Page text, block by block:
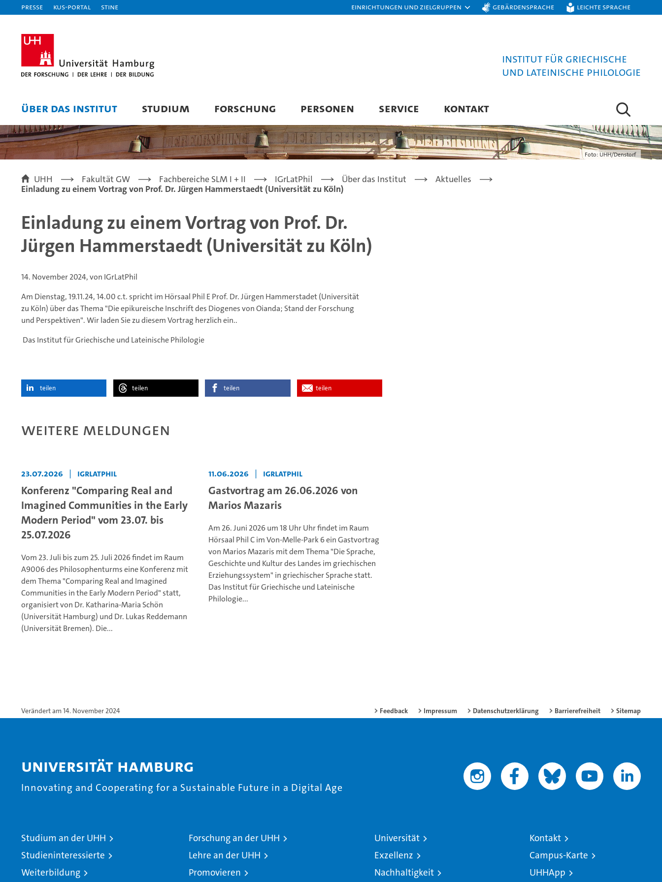
Presse KUS-Portal STiNE Einrichtungen und Zielgruppen Gebärdensprache Leichte Sprache
Institut für Griechische
und Lateinische Philologie
ÜBER DAS INSTITUT STUDIUM FORSCHUNG PERSONEN SERVICE KONTAKT
Foto: UHH/Denstorf
UHH Fakultät GW Fachbereiche SLM I + II IGrLatPhil Über das Institut
Aktuelles
Einladung zu einem Vortrag von Prof. Dr. Jürgen Hammerstaedt (Universität zu Köln)
Einladung zu einem Vortrag von Prof. Dr.
Jürgen Hammerstaedt (Universität zu Köln)
14. November 2024, von IGrLatPhil
Am Dienstag, 19.11.24, 14.00 c.t. spricht im Hörsaal Phil E Prof. Dr. Jürgen Hammerstadet (Universität
zu Köln) über das Thema "Die epikureische Inschrift des Diogenes von Oianda; Stand der Forschung
und Perspektiven". Wir laden Sie zu diesem Vortrag herzlich ein..
Das Institut für Griechische und Lateinische Philologie
teilen teilen teilen teilen
Weitere Meldungen
23.07.2026 | IGrLatPhil
Konferenz "Comparing Real and
Imagined Communities in the Early
Modern Period" vom 23.07. bis
25.07.2026
Vom 23. Juli bis zum 25. Juli 2026 findet im Raum
A9006 des Philosophenturms eine Konferenz mit
dem Thema "Comparing Real and Imagined
Communities in the Early Modern Period" statt,
organisiert von Dr. Katharina-Maria Schön
(Universität Hamburg) und Dr. Lukas Reddemann
(Universität Bremen). Die...
11.06.2026 | IGrLatPhil
Gastvortrag am 26.06.2026 von
Marios Mazaris
Am 26. Juni 2026 um 18 Uhr Uhr findet im Raum
Hörsaal Phil C im Von-Melle-Park 6 ein Gastvortrag
von Marios Mazaris mit dem Thema "Die Sprache,
Geschichte und Kultur des Landes im griechischen
Erziehungssystem" in griechischer Sprache statt.
Das Institut für Griechische und Lateinische
Philologie...
Verändert am 14. November 2024 Feedback Impressum Datenschutzerklärung Barrierefreiheit Sitemap
Universität Hamburg
Innovating and Cooperating for a Sustainable Future in a Digital Age
Studium an der UHH
Studieninteressierte
Weiterbildung
Forschung an der UHH
Lehre an der UHH
Promovieren
Universität
Exzellenz
Nachhaltigkeit
Kontakt
Campus-Karte
UHHApp